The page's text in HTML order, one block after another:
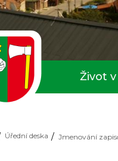
Úřední deska
Život